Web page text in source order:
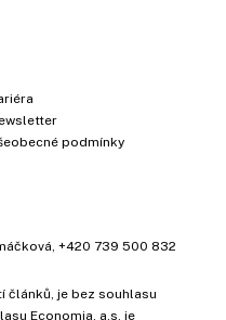
podmínky
+420 739 500 832
článků, je bez souhlasu
Economia, a.s. je